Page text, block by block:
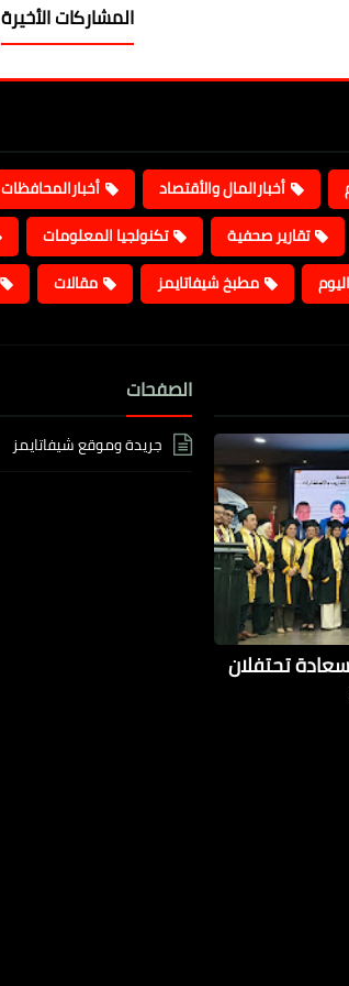
المشاركات الأخيرة
أخبارالمال والأقتصاد أخبارالمحافظات
تقارير صحفية تكنولجيا المعلومات
مطبخ شيفاتايمز مقالات
تحتفلان
الصفحات
جريدة وموقع شيفاتايمز